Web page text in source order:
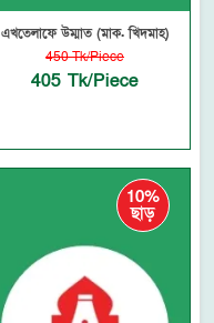
এখতেলাফে উম্মাত (মাক. খিদমাহ)
450 Tk/Piece
405 Tk/Piece
10%
ছাড়